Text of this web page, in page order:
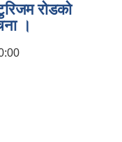
रोडको
।